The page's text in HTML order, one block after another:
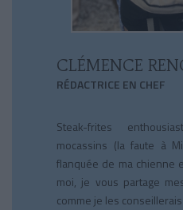
CLÉMENCE
RÉDACTRICE EN CHEF
Steak-frites
mocassins (la faute à
flanquée de ma chienne
moi, je vous partage
comme je les conseillerais